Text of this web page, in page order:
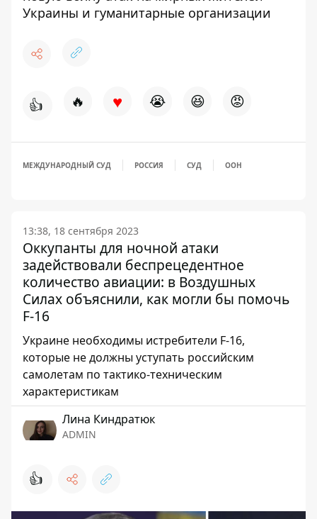
Украины и гуманитарные организации
👍 🔥 ♥ 😭 😆 😡
МЕЖДУНАРОДНЫЙ СУД РОССИЯ СУД ООН
13:38, 18 сентября 2023
Оккупанты для ночной атаки
задействовали беспрецедентное
количество авиации: в Воздушных
Силах объяснили, как могли бы помочь
F-16
Украине необходимы истребители F-16,
которые не должны уступать российским
самолетам по тактико-техническим
характеристикам
Лина Киндратюк
ADMIN
👍